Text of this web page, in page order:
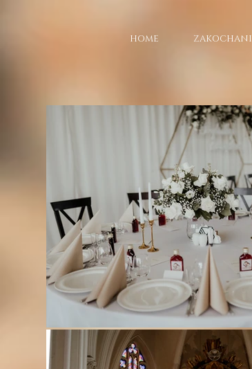
HOME ZAKOCHANI